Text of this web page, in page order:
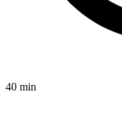
40 min